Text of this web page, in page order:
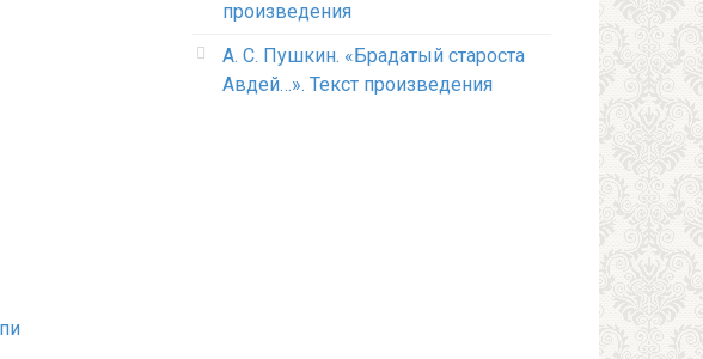
произведения
А. С. Пушкин. «Брадатый староста
Авдей…». Текст произведения